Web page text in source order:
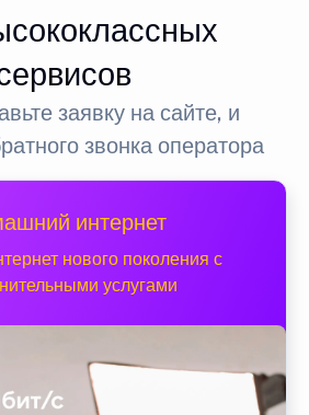
заявку на сайте, и
звонка оператора
интернет
нового поколения с
услугами